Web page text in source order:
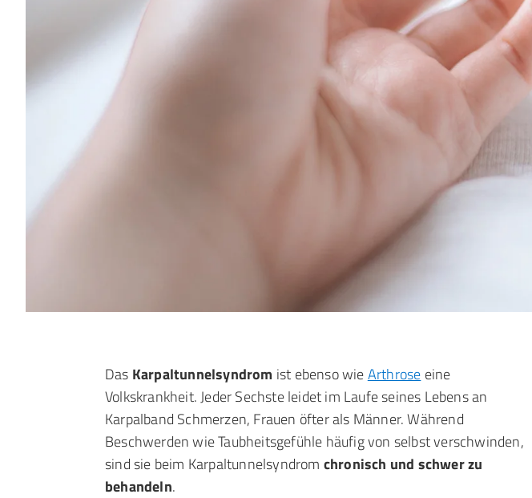
Das Karpaltunnelsyndrom ist ebenso wieArthrose eine
Volkskrankheit. Jeder Sechste leidet im Laufe seines Lebens an
Karpalband Schmerzen, Frauen öfter als Männer. Während
Beschwerden wie Taubheitsgefühle häufig von selbst verschwinden,
sind sie beim Karpaltunnelsyndrom chronisch und schwer zu
behandeln.